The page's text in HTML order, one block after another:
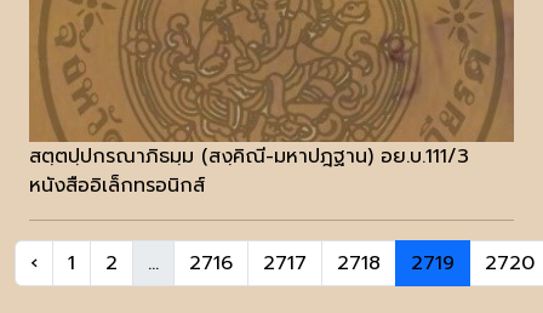
สตฺตปฺปกรณาภิธมฺม (สงฺคิณี-มหาปฎฐาน) อย.บ.111/3
หนังสืออิเล็กทรอนิกส์
‹ 1 2 ... 2716 2717 2718 2719 2720